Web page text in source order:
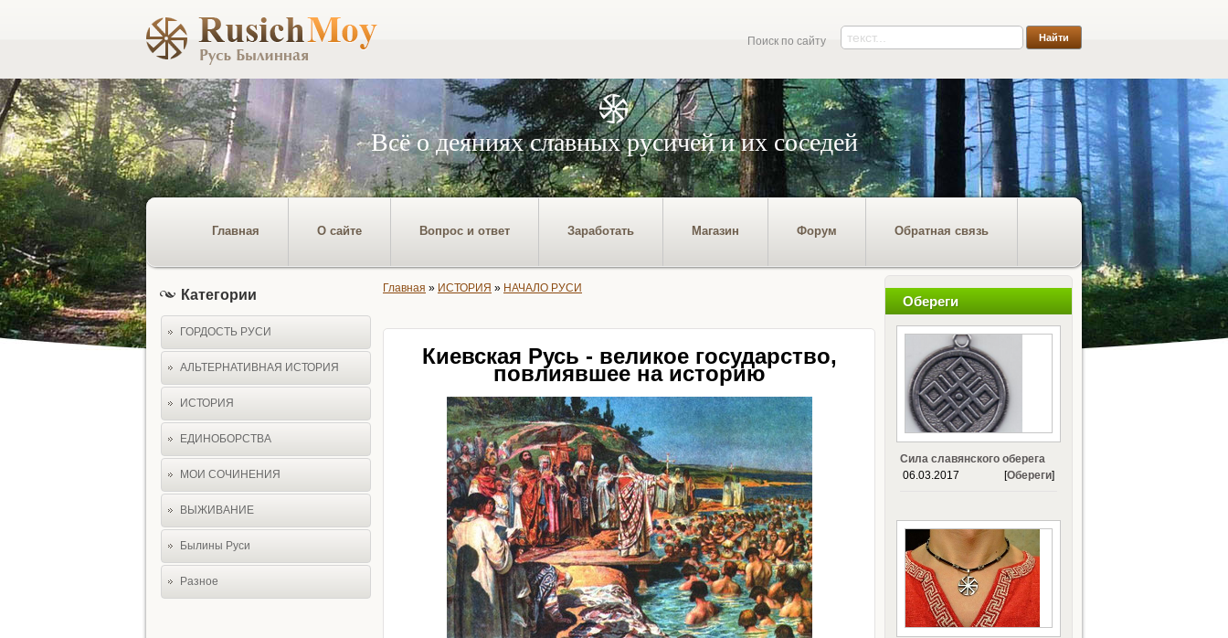
Поиск по сайту
Всё о деяниях славных русичей и их соседей
Главная О сайте Вопрос и ответ Заработать Магазин Форум Обратная связь
Категории
ГОРДОСТЬ РУСИ
АЛЬТЕРНАТИВНАЯ ИСТОРИЯ
ИСТОРИЯ
ЕДИНОБОРСТВА
МОИ СОЧИНЕНИЯ
ВЫЖИВАНИЕ
Былины Руси
Разное
Главная » ИСТОРИЯ » НАЧАЛО РУСИ
Киевская Русь - великое государство,
повлиявшее на историю
Обереги
Сила славянского оберега
06.03.2017
[Обереги]